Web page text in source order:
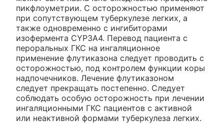
пикфлоуметрии. С осторожностью применяют
при сопутствующем туберкулезе легких, а
также одновременно с ингибиторами
изофермента CYP3A4. Перевод пациента с
пероральных ГКС на ингаляционное
применение флутиказона следует проводить с
осторожностью, под контролем функции коры
надпочечников. Лечение флутиказоном
следует прекращать постепенно. Следует
соблюдать особую осторожность при лечении
ингаляционными ГКС пациентов с активной
или неактивной формами туберкулеза легких.